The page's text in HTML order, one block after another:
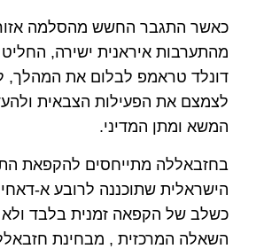
כאשר התגבר החשש מהסלמה
מהתערבות איראנית ישירה,
דונלד טראמפ לבלום את המהלך,
לצמצם את הפעילות הצבאית
המשא ומתן המדיני.
בחזבאללה מתייחסים להקפאת
הישראלית שתוכננה לרובע א-
כשלב של הקפאה זמנית בלבד
השאלה המרכזית , מבחינת